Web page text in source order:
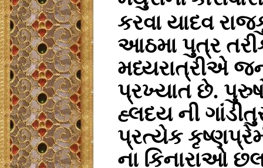
કરવા યાદવ
આઠમા પુત્ર
મધ્યરાત્રીએ
પ્રખ્યાત છે.
હ્લદય ની
પ્રત્યેક
ના કિનારાઓ